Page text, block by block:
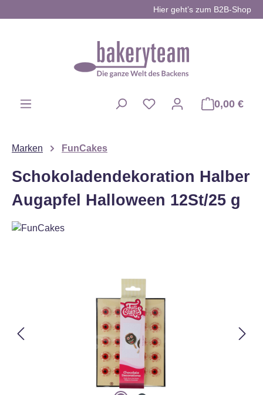
Hier geht’s zum B2B-Shop
0,00 €
Marken FunCakes
Schokoladendekoration Halber
Augapfel Halloween 12St/25 g